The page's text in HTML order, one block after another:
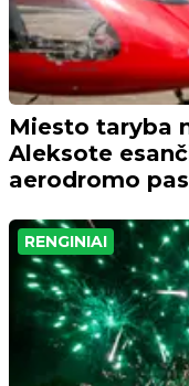
Miesto taryba
Aleksote
aerodromo
RENGINIAI